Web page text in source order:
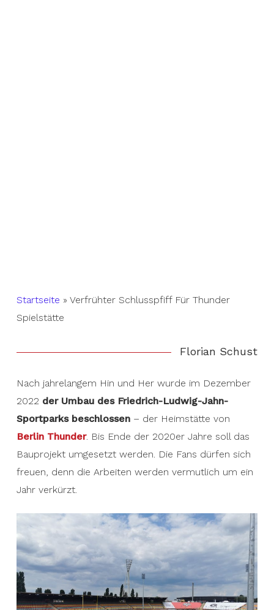
Startseite » Verfrühter Schlusspfiff Für Thunder
Spielstätte
Florian Schust
Nach jahrelangem Hin und Her wurde im Dezember
2022 der Umbau des Friedrich-Ludwig-Jahn-
Sportparks beschlossen– der Heimstätte von
Berlin Thunder. Bis Ende der 2020er Jahre soll das
Bauprojekt umgesetzt werden. Die Fans dürfen sich
freuen, denn die Arbeiten werden vermutlich um ein
Jahr verkürzt.